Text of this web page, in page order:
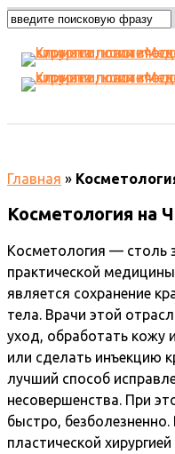
Главная »
Косметология на
Косметология — столь
практической
является сохранение
тела. Врачи этой
уход, обработать кожу
или сделать инъекцию
лучший способ
несовершенства. При
быстро,
пластической